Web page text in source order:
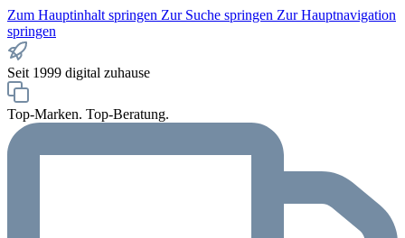
Zum Hauptinhalt springen Zur Suche springen Zur Hauptnavigation
springen
Seit 1999 digital zuhause
Top-Marken. Top-Beratung.